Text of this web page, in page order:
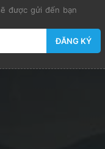
được gửi đến bạn
ĐĂNG KÝ